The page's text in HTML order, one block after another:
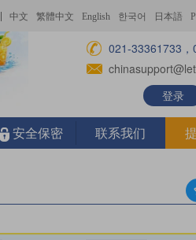
中文 繁體中文 English 한국어 日本語
021-33361733
登录
安全保密 联系我们